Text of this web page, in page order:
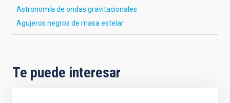
Astronomía de ondas gravitacionales
Agujeros negros de masa estelar
Te puede interesar